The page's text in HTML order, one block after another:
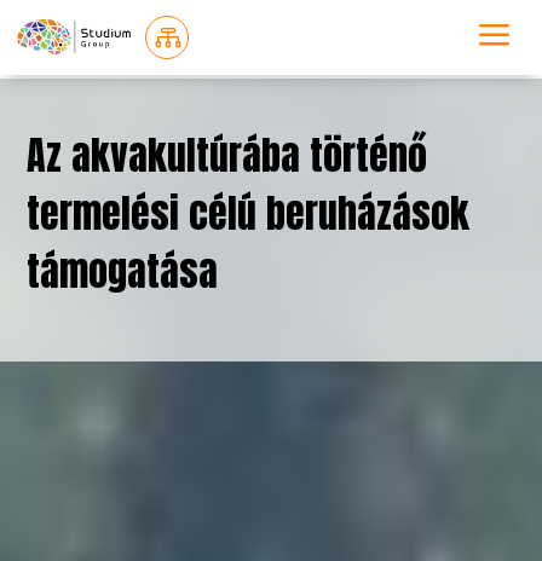
 a
Az akvakultúrába történő
termelési célú beruházások
támogatása